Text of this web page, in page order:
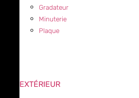
Gradateur
Minuterie
Plaque
EXTÉRIEUR